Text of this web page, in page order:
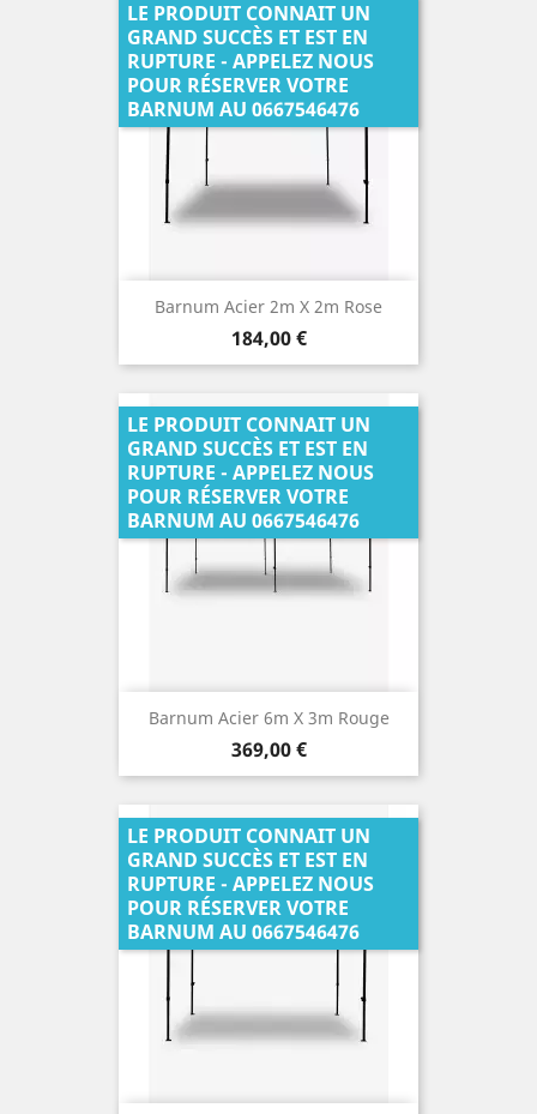
Barnum Acier 2m X 2m Rose
Prix
184,00 €
LE PRODUIT CONNAIT UN
GRAND SUCCÈS ET EST EN
RUPTURE - APPELEZ NOUS
POUR RÉSERVER VOTRE
BARNUM AU 0667546476
Barnum Acier 6m X 3m Rouge
Prix
369,00 €
LE PRODUIT CONNAIT UN
GRAND SUCCÈS ET EST EN
RUPTURE - APPELEZ NOUS
POUR RÉSERVER VOTRE
BARNUM AU 0667546476
LE PRODUIT CONNAIT UN
GRAND SUCCÈS ET EST EN
RUPTURE - APPELEZ NOUS
POUR RÉSERVER VOTRE
BARNUM AU 0667546476